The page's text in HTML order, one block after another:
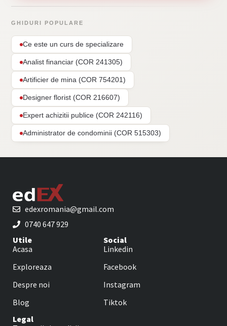
GHIDURI POPULARE
Ce este un curs de specializare
Analist financiar (COR 241305)
Artificier de mina (COR 754201)
Designer florist (COR 216607)
Expert achizitii publice (COR 242116)
Administrator de condominii (COR 515303)
edexromania@gmail.com
0740 647 929
Utile
Acasa
Exploreaza
Despre noi
Blog
Social
Linkedin
Facebook
Instagram
Tiktok
Legal